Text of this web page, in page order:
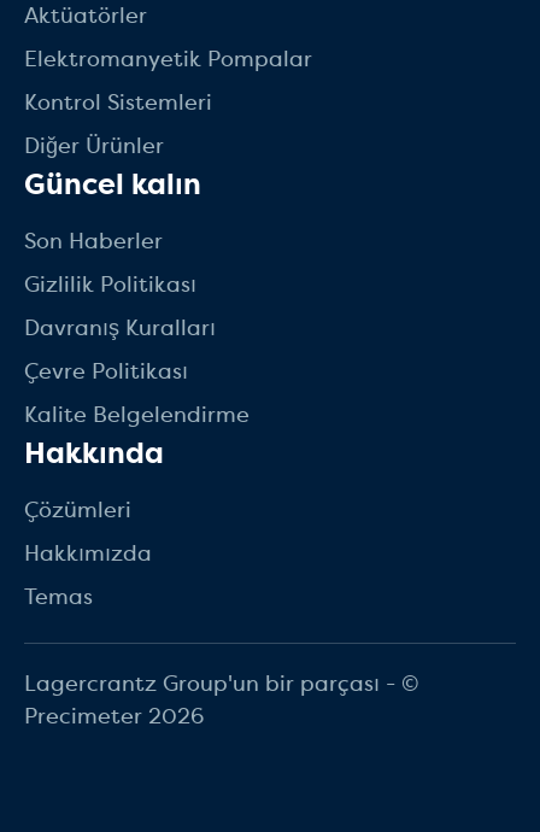
Aktüatörler
Elektromanyetik Pompalar
Kontrol Sistemleri
Diğer Ürünler
Güncel kalın
Son Haberler
Gizlilik Politikası
Davranış Kuralları
Çevre Politikası
Kalite Belgelendirme
Hakkında
Çözümleri
Hakkımızda
Temas
Lagercrantz Group'un bir parçası - ©
Precimeter 2026